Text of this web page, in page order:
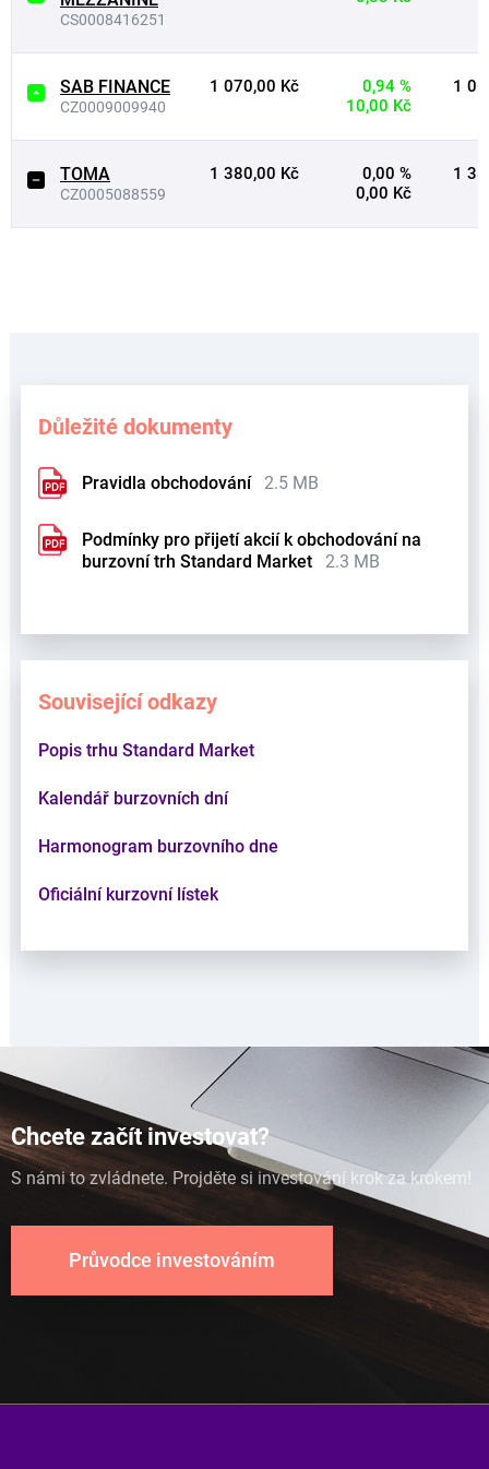
CS0008416251
SAB FINANCE
CZ0009009940
1 070,00 Kč
0,94 %
10,00 Kč
1
TOMA
CZ0005088559
1 380,00 Kč
0,00 %
0,00 Kč
1
Důležité dokumenty
Pravidla obchodování 2.5 MB
Podmínky pro přijetí akcií k obchodování na
burzovní trh Standard Market
2.3 MB
Související odkazy
Popis trhu Standard Market
Kalendář burzovních dní
Harmonogram burzovního dne
Oficiální kurzovní lístek
Chcete začít investovat?
S námi to zvládnete. Projděte si investování krok za krokem!
Průvodce investováním